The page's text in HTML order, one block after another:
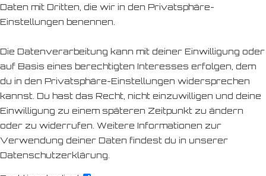
Daten mit Dritten, die wir in den Privatsphäre-
Einstellungen benennen.
Die Datenverarbeitung kann mit deiner Einwilligung oder
auf Basis eines berechtigten Interesses erfolgen, dem
du in den Privatsphäre-Einstellungen widersprechen
kannst. Du hast das Recht, nicht einzuwilligen und deine
Einwilligung zu einem späteren Zeitpunkt zu ändern
oder zu widerrufen. Weitere Informationen zur
Verwendung deiner Daten findest du in unserer
Datenschutzerklärung.